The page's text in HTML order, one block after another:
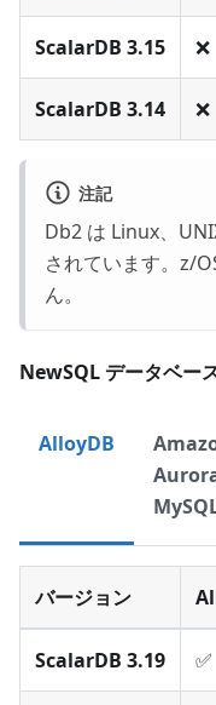
ScalarDB 3.15 ❌
ScalarDB 3.14 ❌
注記
Db2 は Linux、
されています。z/
ん。
NewSQL データベー
AlloyDB
バージョン
ScalarDB 3.19 ✅